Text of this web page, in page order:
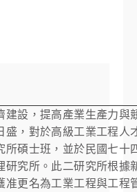
設，提高產業生產力與
盛，對於高級工業工程
所碩士班，並於民國七
研究所。此二研究所根
准更名為工業工程與工